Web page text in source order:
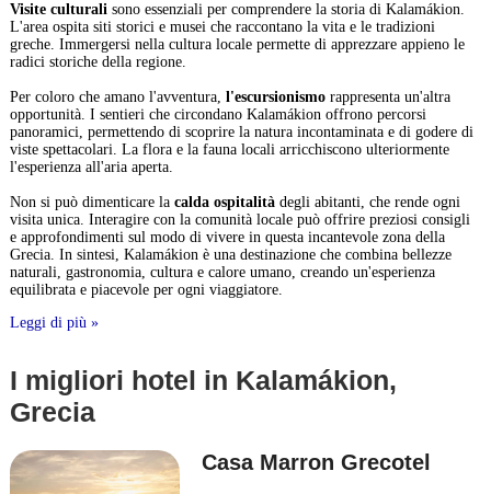
Visite culturalisono essenziali per comprendere la storia di Kalamákion.
L'area ospita siti storici e musei che raccontano la vita e le tradizioni
greche. Immergersi nella cultura locale permette di apprezzare appieno le
radici storiche della regione.
Per coloro che amano l'avventura, l'escursionismorappresenta un'altra
opportunità. I sentieri che circondano Kalamákion offrono percorsi
panoramici, permettendo di scoprire la natura incontaminata e di godere di
viste spettacolari. La flora e la fauna locali arricchiscono ulteriormente
l'esperienza all'aria aperta.
Non si può dimenticare la calda ospitalitàdegli abitanti, che rende ogni
visita unica. Interagire con la comunità locale può offrire preziosi consigli
e approfondimenti sul modo di vivere in questa incantevole zona della
Grecia. In sintesi, Kalamákion è una destinazione che combina bellezze
naturali, gastronomia, cultura e calore umano, creando un'esperienza
equilibrata e piacevole per ogni viaggiatore.
Leggi di più »
I migliori hotel in Kalamákion,
Grecia
Casa Marron Grecotel